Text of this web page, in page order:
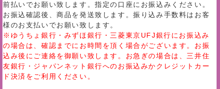
前払いでお願い致します。指定の口座にお振込みください。
お振込確認後、商品を発送致します。振り込み手数料はお客
様のお支払いでお願い致します。
※ゆうちょ銀行・みずほ銀行・三菱東京UFJ銀行にお振込み
の場合は、確認までにお時間を頂く場合がございます。お振
込み後にご連絡を御願い致します。お急ぎの場合は、三井住
友銀行・ジャパンネット銀行へのお振込みかクレジットカー
ド決済をご利用ください。